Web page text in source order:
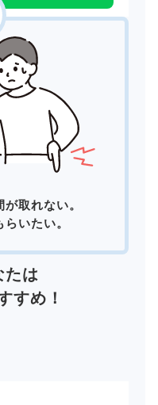
取れない。
いたい。
たは
すめ！